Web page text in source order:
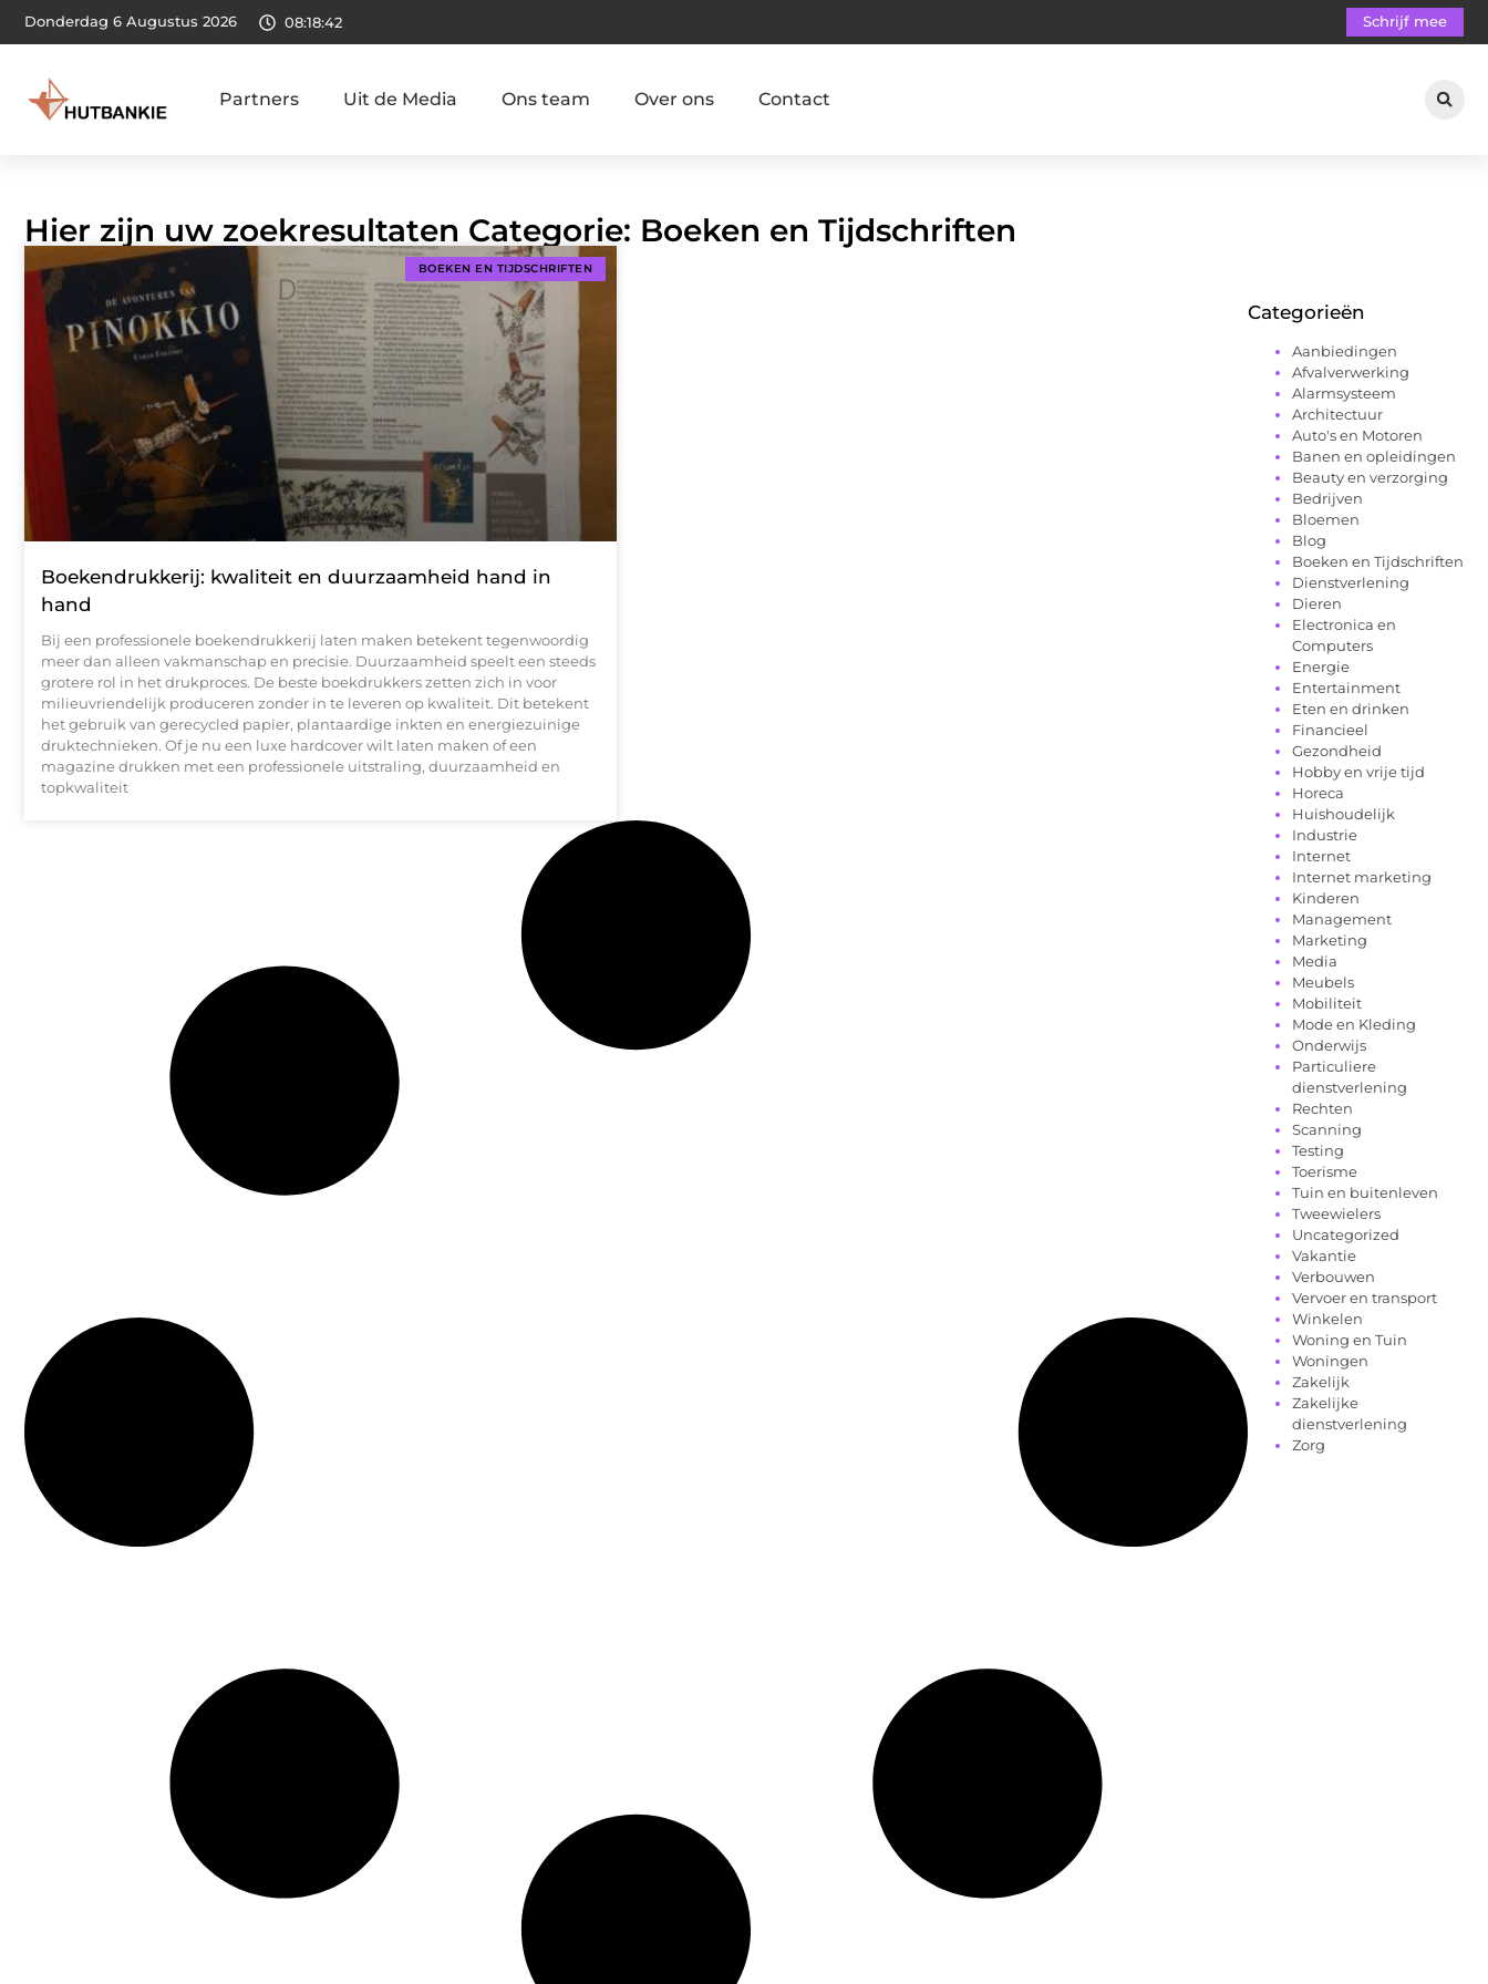
Donderdag 6 Augustus 2026 08:18:43 Schrijf mee
Partners Uit de Media Ons team Over ons Contact
Hier zijn uw zoekresultaten Categorie: Boeken en Tijdschriften
BOEKEN EN TIJDSCHRIFTEN
Boekendrukkerij: kwaliteit en duurzaamheid hand in
hand
Bij een professionele boekendrukkerij laten maken betekent tegenwoordig
meer dan alleen vakmanschap en precisie. Duurzaamheid speelt een steeds
grotere rol in het drukproces. De beste boekdrukkers zetten zich in voor
milieuvriendelijk produceren zonder in te leveren op kwaliteit. Dit betekent
het gebruik van gerecycled papier, plantaardige inkten en energiezuinige
druktechnieken. Of je nu een luxe hardcover wilt laten maken of een
magazine drukken met een professionele uitstraling, duurzaamheid en
topkwaliteit
Categorieën
Aanbiedingen
Afvalverwerking
Alarmsysteem
Architectuur
Auto's en Motoren
Banen en opleidingen
Beauty en verzorging
Bedrijven
Bloemen
Blog
Boeken en Tijdschriften
Dienstverlening
Dieren
Electronica en
Computers
Energie
Entertainment
Eten en drinken
Financieel
Gezondheid
Hobby en vrije tijd
Horeca
Huishoudelijk
Industrie
Internet
Internet marketing
Kinderen
Management
Marketing
Media
Meubels
Mobiliteit
Mode en Kleding
Onderwijs
Particuliere
dienstverlening
Rechten
Scanning
Testing
Toerisme
Tuin en buitenleven
Tweewielers
Uncategorized
Vakantie
Verbouwen
Vervoer en transport
Winkelen
Woning en Tuin
Woningen
Zakelijk
Zakelijke
dienstverlening
Zorg